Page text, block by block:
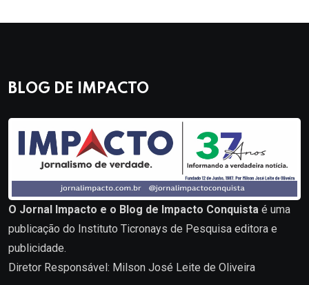
BLOG DE IMPACTO
O Jornal Impacto e o Blog de Impacto Conquista é uma
publicação do Instituto Ticronays de Pesquisa editora e
publicidade.
Diretor Responsável: Milson José Leite de Oliveira